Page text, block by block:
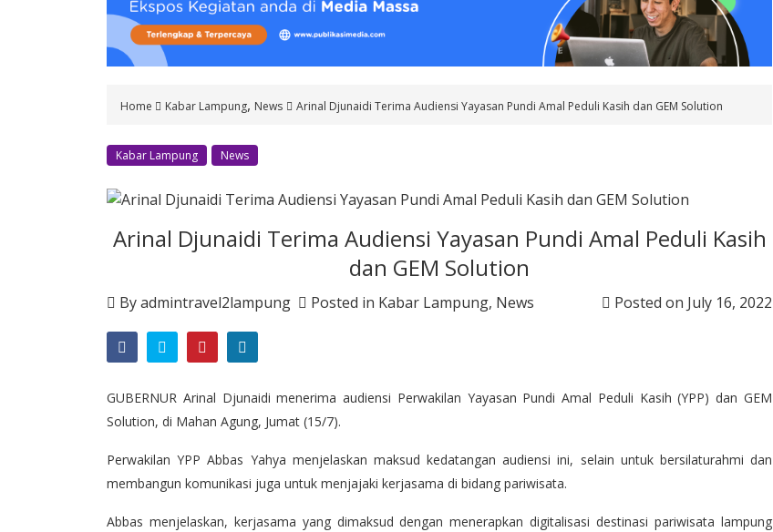
Home Kabar Lampung, News Arinal Djunaidi Terima Audiensi Yayasan Pundi Amal Peduli Kasih dan GEM Solution
Kabar Lampung News
Arinal Djunaidi Terima Audiensi Yayasan Pundi Amal Peduli Kasih
dan GEM Solution
Byadmintravel2lampung Posted in Kabar Lampung, News Posted on July 16, 2022
GUBERNUR Arinal Djunaidi menerima audiensi Perwakilan Yayasan Pundi Amal Peduli Kasih (YPP) dan GEM
Solution, di Mahan Agung, Jumat (15/7).
Perwakilan YPP Abbas Yahya menjelaskan maksud kedatangan audiensi ini, selain untuk bersilaturahmi dan
membangun komunikasi juga untuk menjajaki kerjasama di bidang pariwisata.
Abbas menjelaskan, kerjasama yang dimaksud dengan menerapkan digitalisasi destinasi pariwisata lampung